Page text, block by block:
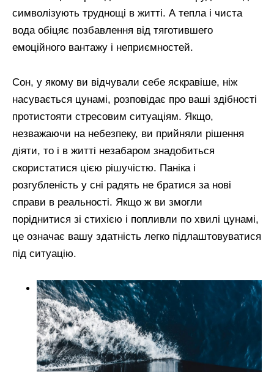
символізують труднощі в житті. А тепла і чиста
вода обіцяє позбавлення від тяготившего
емоційного вантажу і неприємностей.
Сон, у якому ви відчували себе яскравіше, ніж
насувається цунамі, розповідає про ваші здібності
протистояти стресовим ситуаціям. Якщо,
незважаючи на небезпеку, ви прийняли рішення
діяти, то і в житті незабаром знадобиться
скористатися цією рішучістю. Паніка і
розгубленість у сні радять не братися за нові
справи в реальності. Якщо ж ви змогли
поріднитися зі стихією і попливли по хвилі цунамі,
це означає вашу здатність легко підлаштовуватися
під ситуацію.